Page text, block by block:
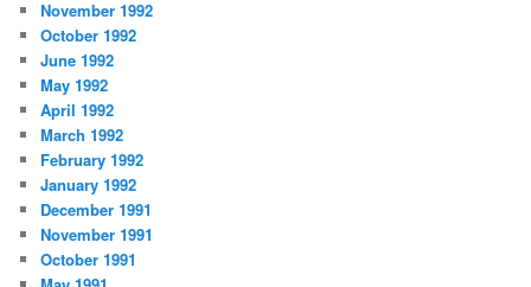
November 1992
October 1992
June 1992
May 1992
April 1992
March 1992
February 1992
January 1992
December 1991
November 1991
October 1991